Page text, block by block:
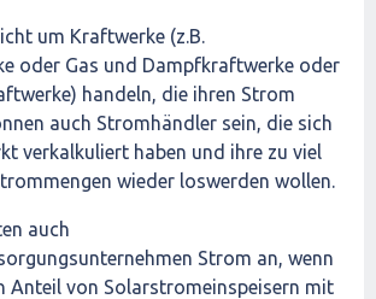
um Kraftwerke (z.B.
oder Gas und Dampfkraftwerke oder
handeln, die ihren Strom
auch Stromhändler sein, die sich
verkalkuliert haben und ihre zu viel
wieder loswerden wollen.
auch
Strom an, wenn
Anteil von Solarstromeinspeisern mit